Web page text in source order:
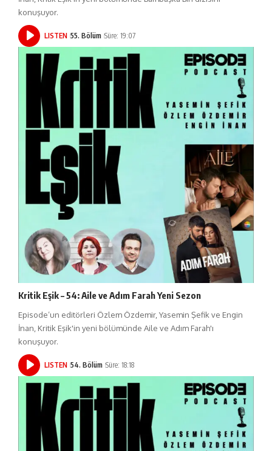
konuşuyor.
LISTEN 55. Bölüm Süre: 19:07
Kritik Eşik – 54: Aile ve Adım Farah Yeni Sezon
Episode’un editörleri Özlem Özdemir, Yasemin Şefik ve Engin
İnan, Kritik Eşik'in yeni bölümünde Aile ve Adım Farah'ı
konuşuyor.
LISTEN 54. Bölüm Süre: 18:18